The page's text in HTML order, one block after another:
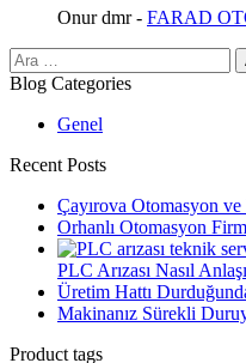
Onur dmr- FARAD
Arama:
Blog Categories
Genel
Recent Posts
Çayırova Otomasyon
Orhanlı Otomasyon
PLC Arızası Nasıl
Üretim Hattı
Makinanız Sürekli
Product tags